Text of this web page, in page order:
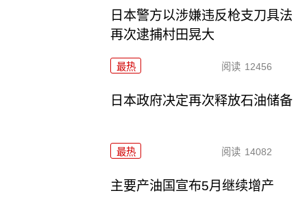
日本警方以涉嫌违反枪支刀具法
再次逮捕村田晃大
最热 阅读 12456
日本政府决定再次释放石油储备
最热 阅读 14082
主要产油国宣布5月继续增产